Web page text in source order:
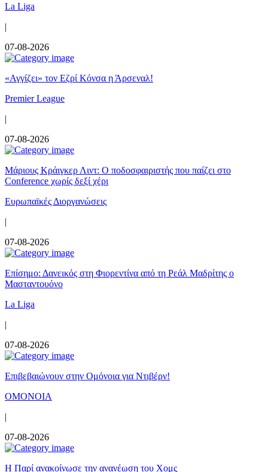
La Liga
|
07-08-2026
«Αγγίζει» τον Εζρί Κόνσα η Άρσεναλ!
Premier League
|
07-08-2026
Μάριους Κράιγκερ Λιντ: Ο ποδοσφαιριστής που παίζει στο
Conference χωρίς δεξί χέρι
Ευρωπαϊκές Διοργανώσεις
|
07-08-2026
Επίσημο: Δανεικός στη Φιορεντίνα από τη Ρεάλ Μαδρίτης ο
Μασταντουόνο
La Liga
|
07-08-2026
Επιβεβαιώνουν στην Ομόνοια για Ντιβέρν!
ΟΜΟΝΟΙΑ
|
07-08-2026
Η Παρί ανακοίνωσε την ανανέωση του Χομς